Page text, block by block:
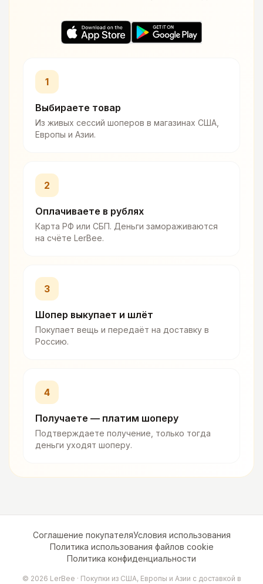
1
Выбираете товар
Из живых сессий шоперов в магазинах США,
Европы и Азии.
2
Оплачиваете в рублях
Карта РФ или СБП. Деньги замораживаются
на счёте LerBee.
3
Шопер выкупает и шлёт
Покупает вещь и передаёт на доставку в
Россию.
4
Получаете — платим шоперу
Подтверждаете получение, только тогда
деньги уходят шоперу.
Соглашение покупателяУсловия использования
Политика использования файлов cookie
Политика конфиденциальности
© 2026 LerBee · Покупки из США, Европы и Азии с доставкой в